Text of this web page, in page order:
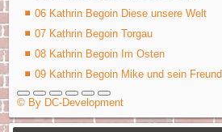
06 Kathrin Begoin Diese unsere Welt
07 Kathrin Begoin Torgau
08 Kathrin Begoin Im Osten
09 Kathrin Begoin Mike und sein Freund
© By DC-Development